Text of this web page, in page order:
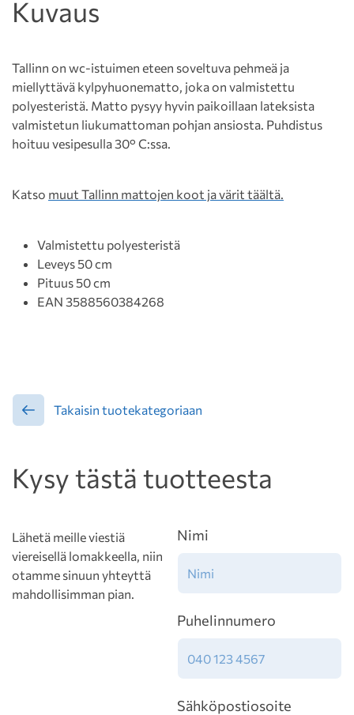
Kuvaus
Tallinn on wc-istuimen eteen soveltuva pehmeä ja
miellyttävä kylpyhuonematto, joka on valmistettu
polyesteristä. Matto pysyy hyvin paikoillaan lateksista
valmistetun liukumattoman pohjan ansiosta. Puhdistus
hoituu vesipesulla 30° C:ssa.
Katso muut Tallinn mattojen koot ja värit täältä.
Valmistettu polyesteristä
Leveys 50 cm
Pituus 50 cm
EAN 3588560384268
Takaisin tuotekategoriaan
Kysy tästä tuotteesta
Lähetä meille viestiä
viereisellä lomakkeella, niin
otamme sinuun yhteyttä
mahdollisimman pian.
Nimi
Puhelinnumero
Sähköpostiosoite